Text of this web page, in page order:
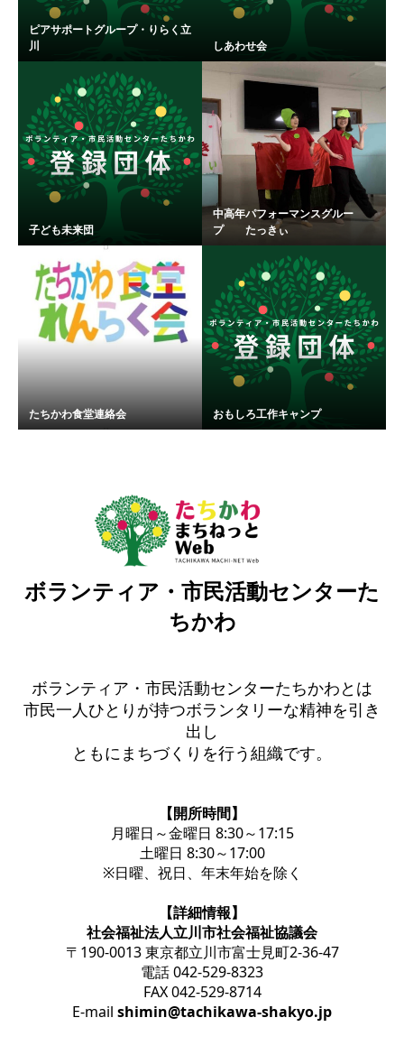
ピアサポートグループ・りらく立
川
しあわせ会
子ども未来団
中高年パフォーマンスグルー
プ たっきぃ
たちかわ食堂連絡会 おもしろ工作キャンプ
ボランティア・市民活動センターた
ちかわ
ボランティア・市民活動センターたちかわとは
市民一人ひとりが持つボランタリーな精神を引き
出し
ともにまちづくりを行う組織です。
【開所時間】
月曜日～金曜日 8:30～17:15
土曜日 8:30～17:00
※日曜、祝日、年末年始を除く
【詳細情報】
社会福祉法人立川市社会福祉協議会
〒190-0013 東京都立川市富士見町2-36-47
電話 042-529-8323
FAX 042-529-8714
E-mail shimin@tachikawa-shakyo.jp